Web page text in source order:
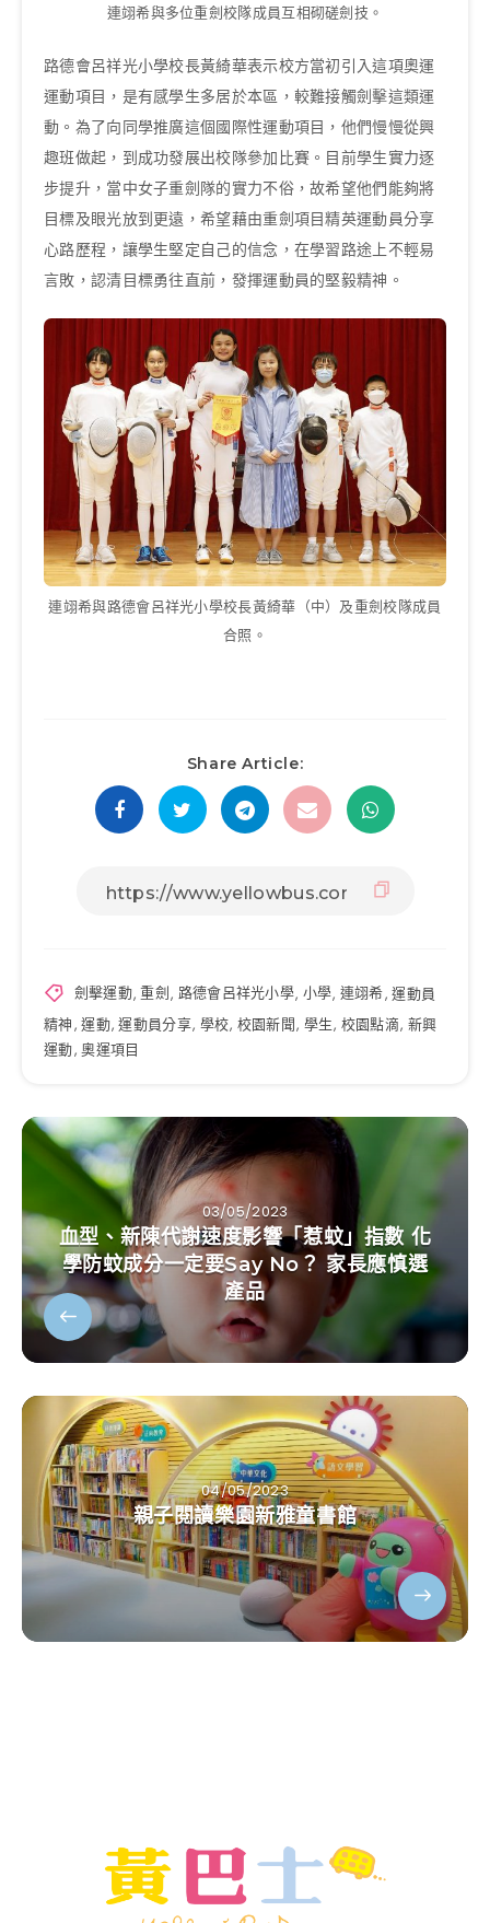
連翊希與多位重劍校隊成員互相砌磋劍技。
路德會呂祥光小學校長黃綺華表示校方當初引入這項奧運
運動項目，是有感學生多居於本區，較難接觸劍擊這類運
動。為了向同學推廣這個國際性運動項目，他們慢慢從興
趣班做起，到成功發展出校隊參加比賽。目前學生實力逐
步提升，當中女子重劍隊的實力不俗，故希望他們能夠將
目標及眼光放到更遠，希望藉由重劍項目精英運動員分享
心路歷程，讓學生堅定自己的信念，在學習路途上不輕易
言敗，認清目標勇往直前，發揮運動員的堅毅精神。
連翊希與路德會呂祥光小學校長黃綺華（中）及重劍校隊成員
合照。
Share Article:
劍擊運動,重劍, 路德會呂祥光小學, 小學, 連翊希,運動員
精神,運動,運動員分享, 學校, 校園新聞, 學生, 校園點滴, 新興
運動,奧運項目
03/05/2023
血型、新陳代謝速度影響「惹蚊」指數 化
學防蚊成分一定要Say No？ 家長應慎選
產品
04/05/2023
親子閱讀樂園新雅童書館